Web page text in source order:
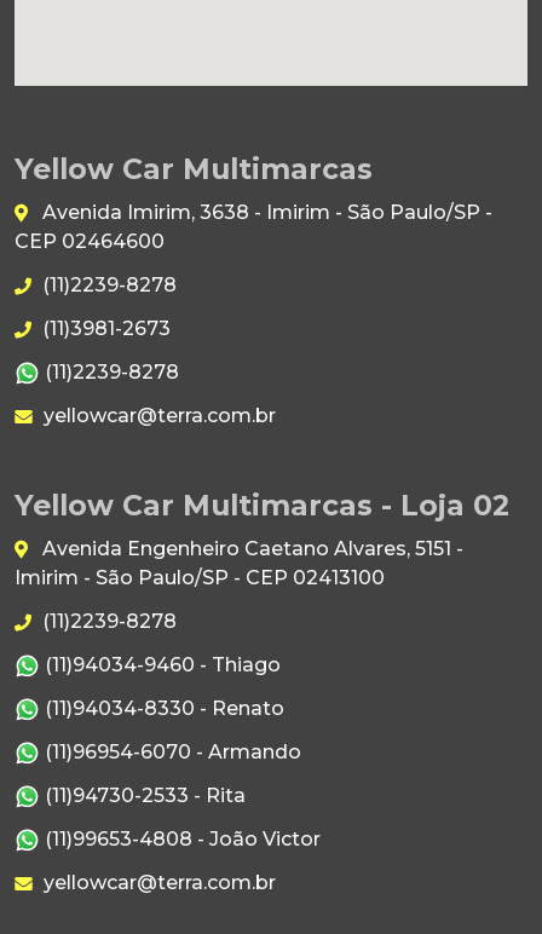
Yellow Car Multimarcas
Avenida Imirim, 3638 - Imirim - São Paulo/SP -
CEP 02464600
(11)2239-8278
(11)3981-2673
(11)2239-8278
yellowcar@terra.com.br
Yellow Car Multimarcas - Loja 02
Avenida Engenheiro Caetano Alvares, 5151 -
Imirim - São Paulo/SP - CEP 02413100
(11)2239-8278
(11)94034-9460 - Thiago
(11)94034-8330 - Renato
(11)96954-6070 - Armando
(11)94730-2533 - Rita
(11)99653-4808 - João Victor
yellowcar@terra.com.br